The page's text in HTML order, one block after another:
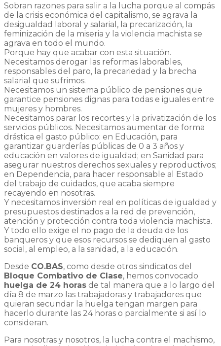
Sobran razones para salir a la lucha porque al compás
de la crisis económica del capitalismo, se agrava la
desigualdad laboral y salarial, la precarización, la
feminización de la miseria y la violencia machista se
agrava en todo el mundo.
Porque hay que acabar con esta situación.
Necesitamos derogar las reformas laborables,
responsables del paro, la precariedad y la brecha
salarial que sufrimos.
Necesitamos un sistema público de pensiones que
garantice pensiones dignas para todas e iguales entre
mujeres y hombres.
Necesitamos parar los recortes y la privatización de los
servicios públicos. Necesitamos aumentar de forma
drástica el gasto público: en Educación, para
garantizar guarderías públicas de 0 a 3 años y
educación en valores de igualdad; en Sanidad para
asegurar nuestros derechos sexuales y reproductivos;
en Dependencia, para hacer responsable al Estado
del trabajo de cuidados, que acaba siempre
recayendo en nosotras.
Y necesitamos inversión real en políticas de igualdad y
presupuestos destinados a la red de prevención,
atención y protección contra toda violencia machista.
Y todo ello exige el no pago de la deuda de los
banqueros y que esos recursos se dediquen al gasto
social, al empleo, a la sanidad, a la educación.
Desde CO.BAS, como desde otros sindicatos del
Bloque Combativo de Clase, hemos convocado
huelga de 24 horas de tal manera que a lo largo del
día 8 de marzo las trabajadoras y trabajadores que
quieran secundar la huelga tengan margen para
hacerlo durante las 24 horas o parcialmente si así lo
consideran.
Para nosotras y nosotros, la lucha contra el machismo,